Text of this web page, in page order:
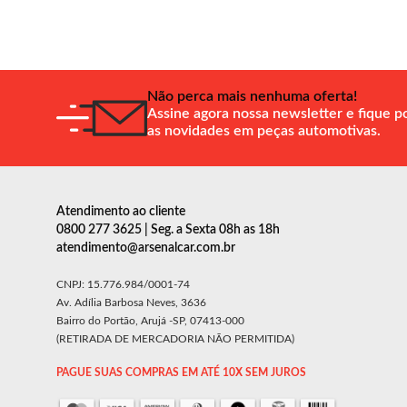
Não perca mais nenhuma oferta!
Assine agora nossa newsletter e fique
as novidades em peças automotivas.
Atendimento ao cliente
0800 277 3625 | Seg. a Sexta 08h as 18h
atendimento@arsenalcar.com.br
CNPJ: 15.776.984/0001-74
Av. Adília Barbosa Neves, 3636
Bairro do Portão, Arujá -SP, 07413-000
(RETIRADA DE MERCADORIA NÃO PERMITIDA)
PAGUE SUAS COMPRAS EM ATÉ 10X SEM JUROS